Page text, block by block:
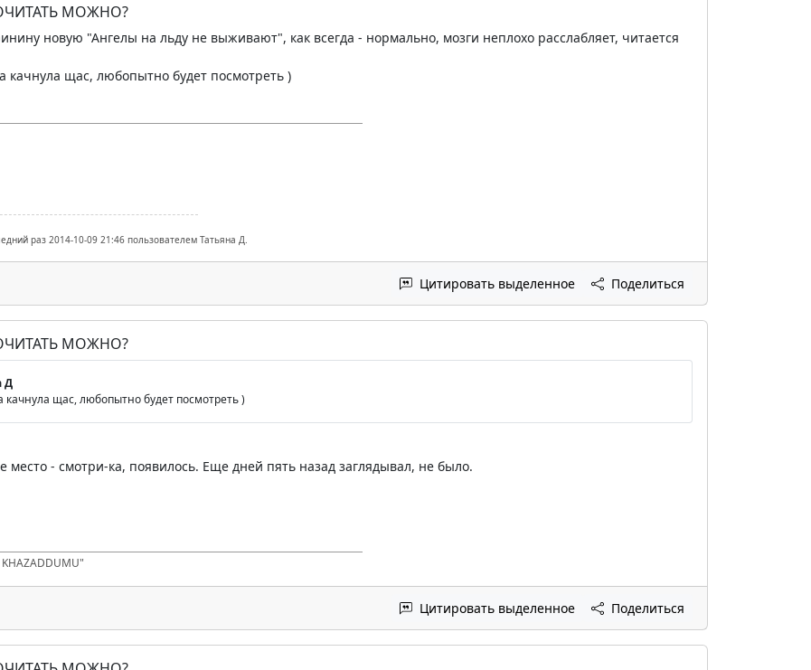
МОЖНО?
новую "Ангелы на льду не выживают", как всегда - нормально, мозги неплохо расслабляет, читается
качнула щас, любопытно будет посмотреть )
раз 2014-10-09 21:46 пользователем Татьяна Д.
Цитировать выделенное Поделиться
МОЖНО?
Д
щас, любопытно будет посмотреть )
место - смотри-ка, появилось. Еще дней пять назад заглядывал, не было.
Цитировать выделенное Поделиться